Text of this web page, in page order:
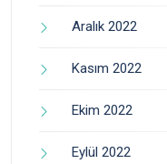
Aralık 2022
Kasım 2022
Ekim 2022
Eylül 2022